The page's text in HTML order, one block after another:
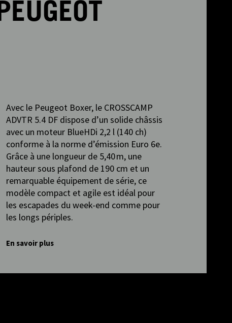
Avec le Peugeot Boxer, le CROSSCAMP
ADVTR 5.4 DF dispose d’un solide châssis
avec un moteur BlueHDi 2,2 l (140 ch)
conforme à la norme d’émission Euro 6e.
Grâce à une longueur de 5,40 m, une
hauteur sous plafond de 190 cm et un
remarquable équipement de série, ce
modèle compact et agile est idéal pour
les escapades du week-end comme pour
les longs périples.
En savoir plus